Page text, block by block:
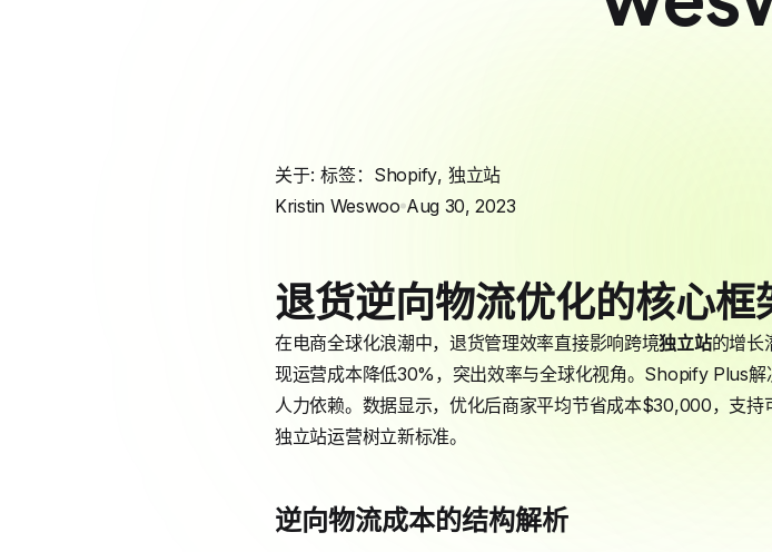
关于: 标签： Shopify, 独立站
Kristin Weswoo Aug 30, 2023
退货逆向物流优化的核心框
在电商全球化浪潮中，退货管理效率直接影响跨境独立站的增长
现运营成本降低30%，突出效率与全球化视角。Shopify Plus
人力依赖。数据显示，优化后商家平均节省成本$30,000，支
独立站运营树立新标准。
逆向物流成本的结构解析